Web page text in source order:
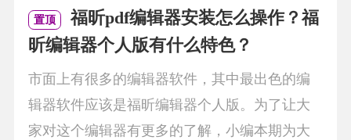
置顶
福昕pdf编辑器安装怎么操作？福
昕编辑器个人版有什么特色？
市面上有很多的编辑器软件，其中最出色的编
辑器软件应该是福昕编辑器个人版。为了让大
家对这个编辑器有更多的了解，小编本期为大